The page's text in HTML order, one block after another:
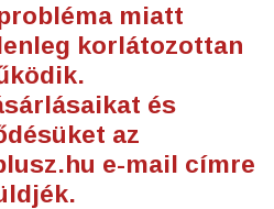
miatt
korlátozottan
és
az
e-mail címre